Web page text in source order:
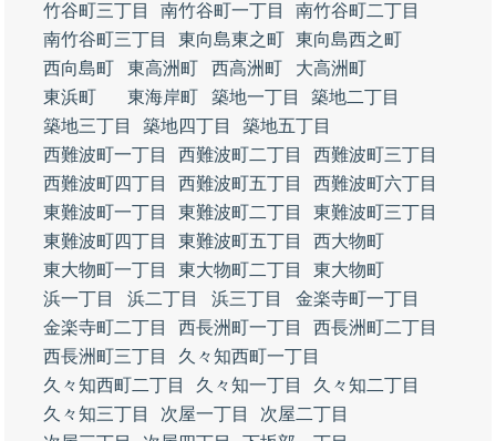
竹谷町三丁目
南竹谷町一丁目
南竹谷町二丁目
南竹谷町三丁目
東向島東之町 東向島西之町
西向島町
東高洲町 西高洲町
大高洲町
東浜町
東海岸町 築地一丁目
築地二丁目
築地三丁目
築地四丁目
築地五丁目
西難波町一丁目
西難波町二丁目
西難波町三丁目
西難波町四丁目
西難波町五丁目
西難波町六丁目
東難波町一丁目
東難波町二丁目
東難波町三丁目
東難波町四丁目
東難波町五丁目
西大物町
東大物町一丁目
東大物町二丁目
東大物町
浜一丁目
浜二丁目 浜三丁目
金楽寺町一丁目
金楽寺町二丁目
西長洲町一丁目
西長洲町二丁目
西長洲町三丁目
久々知西町一丁目
久々知西町二丁目
久々知一丁目
久々知二丁目
久々知三丁目
次屋一丁目
次屋二丁目